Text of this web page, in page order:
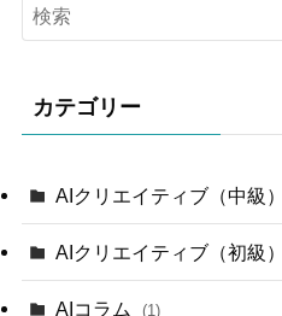
カテゴリー
AIクリエイティブ（中級）
AIクリエイティブ（初級）
AIコラム (1)